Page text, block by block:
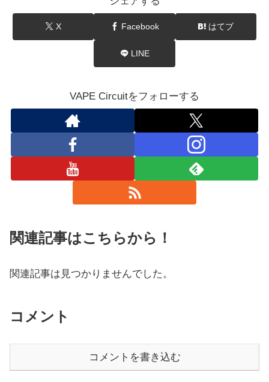
X Facebook はてブ
LINE
VAPE Circuitをフォローする
関連記事はこちらから！
関連記事は見つかりませんでした。
コメント
コメントを書き込む